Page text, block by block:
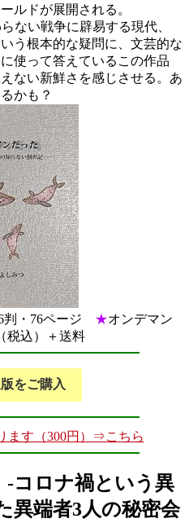
ルドが展開される。
ない戦争に辟易する現代、
う根本的な疑問に、文芸的な
使って答えているこの作品
ない新鮮さを感じさせる。あ
かも？
判・76ページ ★オンデマン
税込）＋送料
をご購入
ます（300円）⇒こちら
コロナ禍という異
異端者3人の秘密会